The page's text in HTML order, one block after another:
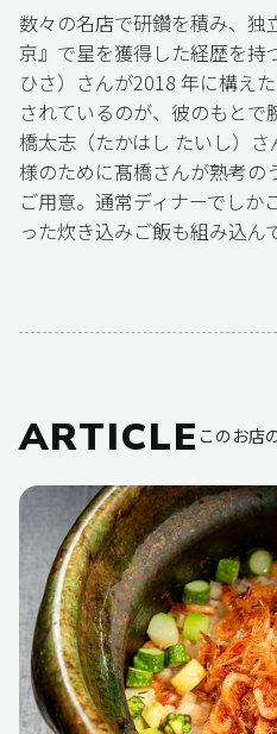
数々の名店で研鑽を積み、独
京』で星を獲得した経歴を持
ひさ）さんが2018 年に構え
されているのが、彼のもとで
橋太志（たかはし たいし）
様のために髙橋さんが熟考の
ご用意。通常ディナーでし
った炊き込みご飯も組み込ん
ARTICLE このお店